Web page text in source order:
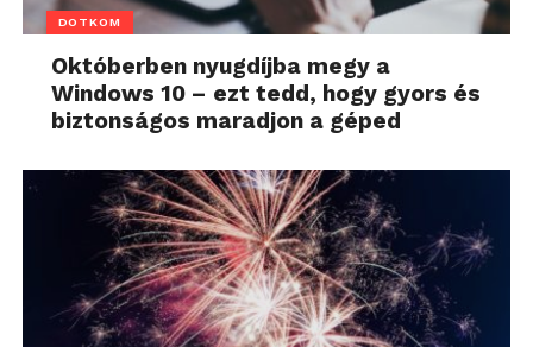
DOTKOM
Októberben nyugdíjba megy a
Windows 10 – ezt tedd, hogy gyors és
biztonságos maradjon a géped